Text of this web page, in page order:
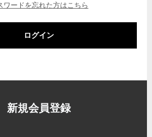
ワードを忘れた方はこちら
ログイン
新規会員登録